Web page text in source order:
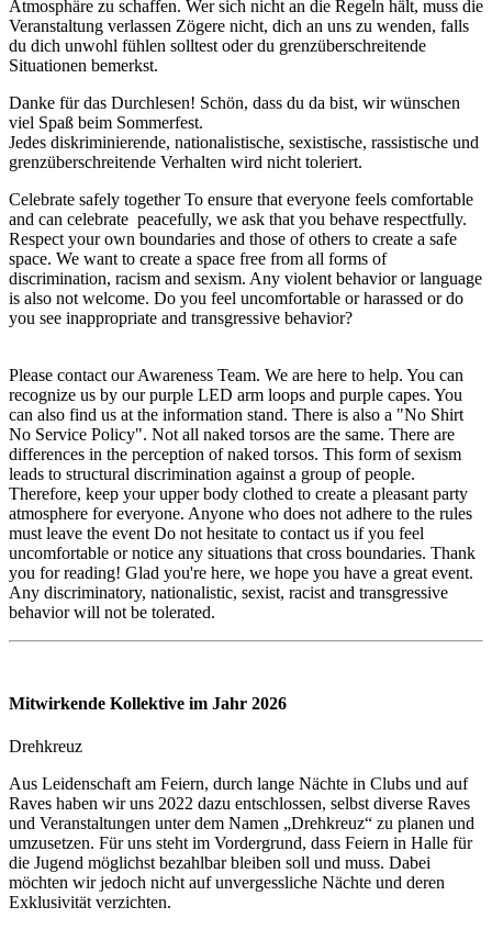
Atmosphäre zu schaffen. Wer sich nicht an die Regeln hält, muss die
Veranstaltung verlassen Zögere nicht, dich an uns zu wenden, falls
du dich unwohl fühlen solltest oder du grenzüberschreitende
Situationen bemerkst.
Danke für das Durchlesen! Schön, dass du da bist, wir wünschen
viel Spaß beim Sommerfest.
Jedes diskriminierende, nationalistische, sexistische, rassistische und
grenzüberschreitende Verhalten wird nicht toleriert.
Celebrate safely together To ensure that everyone feels comfortable
and can celebrate peacefully, we ask that you behave respectfully.
Respect your own boundaries and those of others to create a safe
space. We want to create a space free from all forms of
discrimination, racism and sexism. Any violent behavior or language
is also not welcome. Do you feel uncomfortable or harassed or do
you see inappropriate and transgressive behavior?
Please contact our Awareness Team. We are here to help. You can
recognize us by our purple LED arm loops and purple capes. You
can also find us at the information stand. There is also a "No Shirt
No Service Policy". Not all naked torsos are the same. There are
differences in the perception of naked torsos. This form of sexism
leads to structural discrimination against a group of people.
Therefore, keep your upper body clothed to create a pleasant party
atmosphere for everyone. Anyone who does not adhere to the rules
must leave the event Do not hesitate to contact us if you feel
uncomfortable or notice any situations that cross boundaries. Thank
you for reading! Glad you're here, we hope you have a great event.
Any discriminatory, nationalistic, sexist, racist and transgressive
behavior will not be tolerated.
Mitwirkende Kollektive im Jahr 2026
Drehkreuz
Aus Leidenschaft am Feiern, durch lange Nächte in Clubs und auf
Raves haben wir uns 2022 dazu entschlossen, selbst diverse Raves
und Veranstaltungen unter dem Namen „Drehkreuz“ zu planen und
umzusetzen. Für uns steht im Vordergrund, dass Feiern in Halle für
die Jugend möglichst bezahlbar bleiben soll und muss. Dabei
möchten wir jedoch nicht auf unvergessliche Nächte und deren
Exklusivität verzichten.